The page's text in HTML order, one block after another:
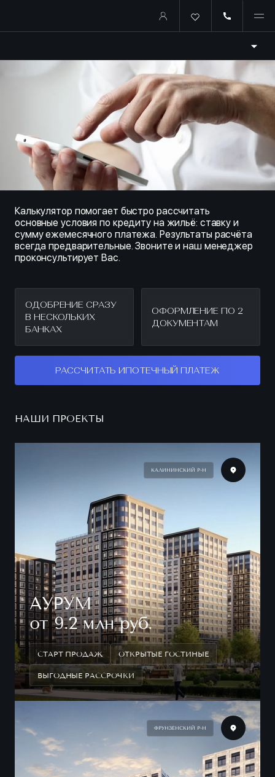
Купить квартиру в ипотеку
Калькулятор помогает быстро рассчитать
основные условия по кредиту на жильё: ставку и
сумму ежемесячного платежа. Результаты расчёта
всегда предварительные. Звоните и наш менеджер
проконсультирует Вас.
ОДОБРЕНИЕ СРАЗУ
В НЕСКОЛЬКИХ
БАНКАХ
ОФОРМЛЕНИЕ ПО 2
ДОКУМЕНТАМ
РАССЧИТАТЬ ИПОТЕЧНЫЙ ПЛАТЕЖ
НАШИ ПРОЕКТЫ
КАЛИНИНСКИЙ Р-Н
АУРУМ
от 9.2 млн руб.
СТАРТ ПРОДАЖ ОТКРЫТЫЕ ГОСТИНЫЕ
ВЫГОДНЫЕ РАССРОЧКИ
ФРУНЗЕНСКИЙ Р-Н